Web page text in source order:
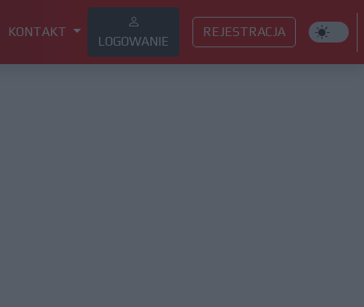
KONTAKT
LOGOWANIE
REJESTRACJA